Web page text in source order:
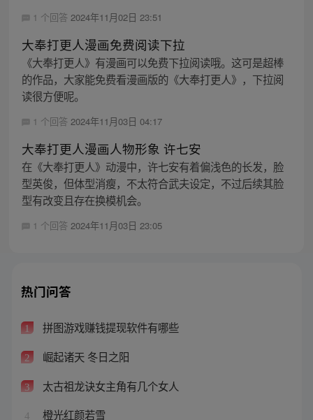
1 个回答 2024年11月02日 23:51
大奉打更人漫画免费阅读下拉
《大奉打更人》有漫画可以免费下拉阅读哦。这可是超棒
的作品，大家能免费看漫画版的《大奉打更人》，下拉阅
读很方便呢。
1 个回答 2024年11月03日 04:17
大奉打更人漫画人物形象 许七安
在《大奉打更人》动漫中，许七安有着偏浅色的长发，脸
型英俊，但体型消瘦，不太符合武夫设定，不过后续其脸
型有改变且存在换模机会。
1 个回答 2024年11月03日 23:05
热门问答
1 拼图游戏赚钱提现软件有哪些
2 崛起诸天 冬日之阳
3 太古祖龙诀女主角有几个女人
4 橙光红颜若雪